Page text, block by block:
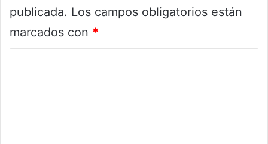
publicada. Los campos obligatorios están
marcados con *